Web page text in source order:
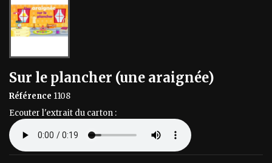
Sur le plancher (une araignée)
Référence 1108
Ecouter l'extrait du carton :